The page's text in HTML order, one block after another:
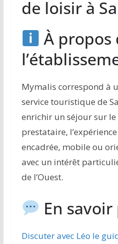
de loisir à
À propos
Mymalis correspond à
service touristique de
enrichir un séjour sur
prestataire,
encadrée, mobile ou
avec un intérêt
de l’Ouest.
En savoir
Discuter avec Léo le